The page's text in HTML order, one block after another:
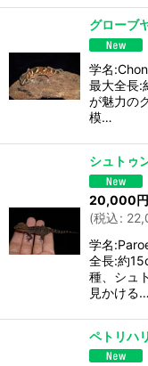
グローブ
学名
最大全長:
が魅力の
模…
シュトゥ
20,000円
(税込:
学名
全長:約
種、シュ
見かける…
ペトリハ